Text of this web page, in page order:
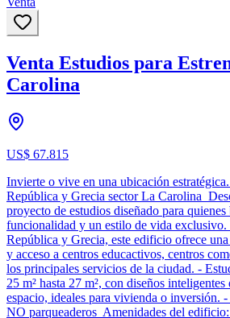
Venta Estudios para
Carolina
US$ 67.815
Invierte o vive en una ubicación
República y Grecia sector La Carolina
proyecto de estudios diseñado para
funcionalidad y un estilo de vida
República y Grecia, este edificio ofrece
y acceso a centros educactivos, centros
los principales servicios de la ciudad. -
25 m² hasta 27 m², con diseños
espacio, ideales para vivienda o inversión.
NO parqueaderos Amenidades del